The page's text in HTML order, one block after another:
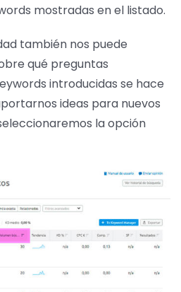
mostradas en el listado.
también nos puede
qué preguntas
introducidas se hace
ideas para nuevos
la opción